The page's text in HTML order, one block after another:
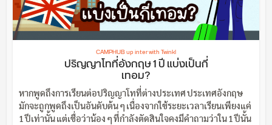
CAMPHUB up inter with Twinkl
ปริญญาโทที่อังกฤษ 1 ปี แบ่งเป็นกี่
เทอม?
หากพูดถึงการเรียนต่อปริญญาโทที่ต่างประเทศ ประเทศอังกฤษ
มักจะถูกพูดถึงเป็นอันดับต้น ๆ เนื่องจากใช้ระยะเวลาเรียนเพียงแค่
1 ปีเท่านั้น แต่เชื่อว่าน้อง ๆ ที่กำลังตัดสินใจคงมีคำถามว่าใน 1 ปีนั้น